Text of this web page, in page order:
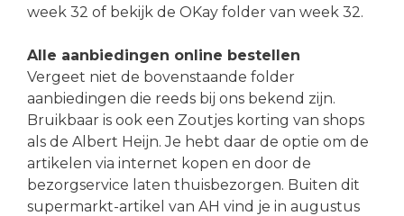
week 32 of bekijk de OKay folder van week 32.
Alle aanbiedingen online bestellen
Vergeet niet de bovenstaande folder
aanbiedingen die reeds bij ons bekend zijn.
Bruikbaar is ook een Zoutjes korting van shops
als de Albert Heijn. Je hebt daar de optie om de
artikelen via internet kopen en door de
bezorgservice laten thuisbezorgen. Buiten dit
supermarkt-artikel van AH vind je in augustus